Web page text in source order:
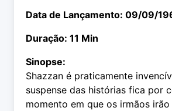
Data de Lançamento: 09/09/
Duração: 11 Min
Sinopse:
Shazzan é praticamente
suspense das histórias fica por
momento em que os irmãos